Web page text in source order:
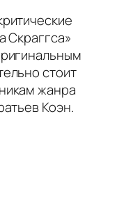
Скраггса»
стоит
жанра
Коэн.